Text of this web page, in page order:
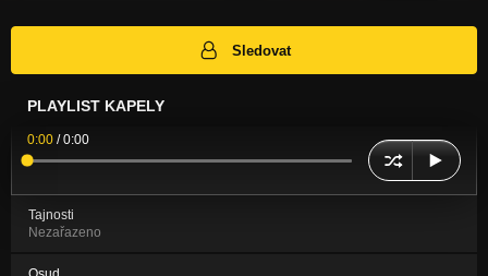
Sledovat
PLAYLIST KAPELY
0:00 /0:00
Tajnosti
Nezařazeno